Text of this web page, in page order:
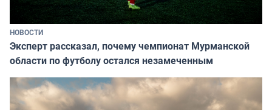
НОВОСТИ
Эксперт рассказал, почему чемпионат Мурманской
области по футболу остался незамеченным